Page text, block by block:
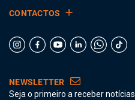
CONTACTOS
NEWSLETTER
Seja o primeiro a receber notícias